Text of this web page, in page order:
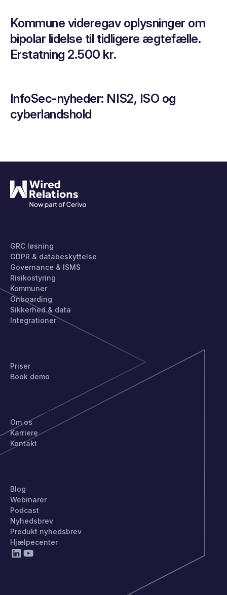
Kommune videregav oplysninger om
bipolar lidelse til tidligere ægtefælle.
Erstatning 2.500 kr.
InfoSec-nyheder: NIS2, ISO og
cyberlandshold
GRC løsning
GDPR & databeskyttelse
Governance & ISMS
Risikostyring
Kommuner
Onboarding
Sikkerhed & data
Integrationer
Priser
Book demo
VIRKSOMHED
Om os
Karriere
Kontakt
Blog
Webinarer
Podcast
Nyhedsbrev
Produkt nyhedsbrev
Hjælpecenter